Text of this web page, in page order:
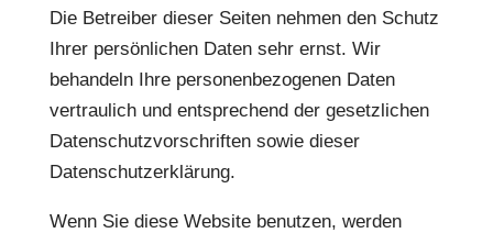
Die Betreiber dieser Seiten nehmen den Schutz
Ihrer persönlichen Daten sehr ernst. Wir
behandeln Ihre personenbezogenen Daten
vertraulich und entsprechend der gesetzlichen
Datenschutzvorschriften sowie dieser
Datenschutzerklärung.
Wenn Sie diese Website benutzen, werden